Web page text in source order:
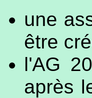
une
être
l'AG
après